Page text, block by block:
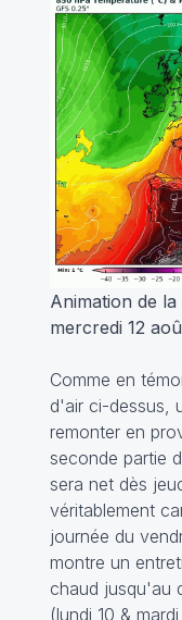
Animation de
mercredi 12
Comme en
d'air ci-dessus,
remonter en
seconde partie
sera net dès
véritablement
journée du
montre un
chaud jusqu'au
(lundi 10 &